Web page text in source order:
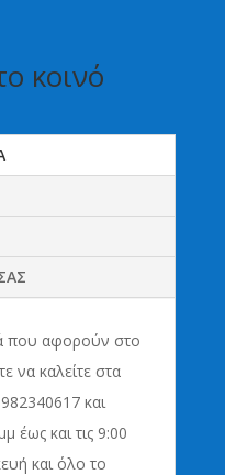
κοινό
που αφορούν στο
να καλείτε στα
και
έως και τις 9:00
και όλο το